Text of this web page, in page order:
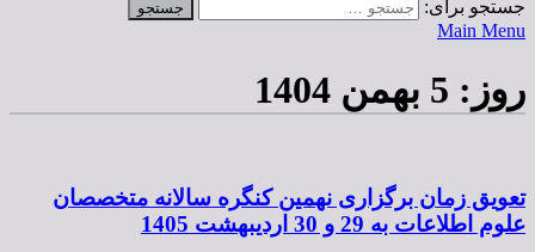
جستجو برای:
Main Menu
روز: 5 بهمن 1404
تعویق زمان برگزاری نهمین کنگره سالانه متخصصان
علوم اطلاعات به 29 و 30 اردیبهشت 1405